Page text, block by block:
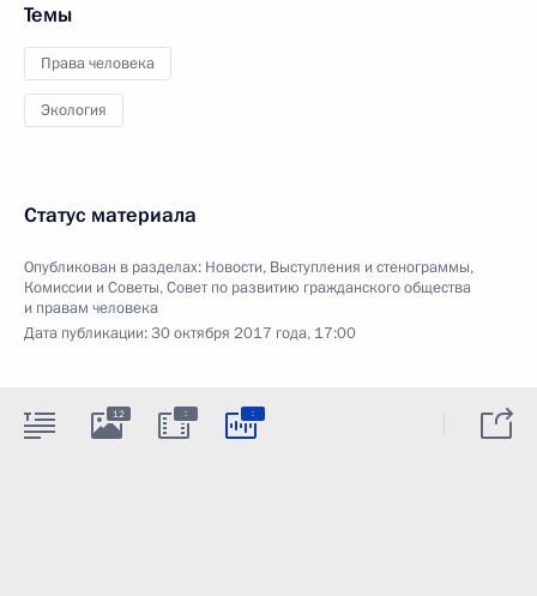
Темы
Права человека
Экология
Статус материала
Опубликован в разделах: Новости, Выступления и стенограммы,
Комиссии и Советы,Совет по развитию гражданского общества
и правам человека
Дата публикации:30 октября 2017 года, 17:00
12 : :